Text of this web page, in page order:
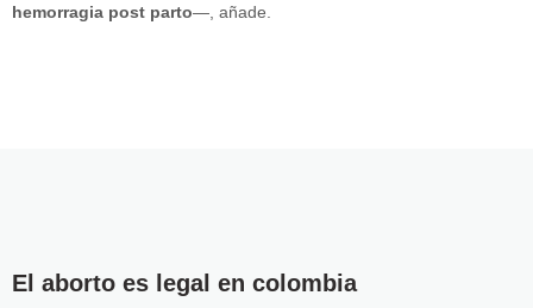
hemorragia post parto—, añade.
El aborto es legal en colombia